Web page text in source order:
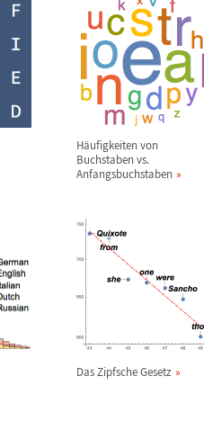
Häufigkeiten von
Buchstaben vs.
Anfangsbuchstaben
Das Zipfsche Gesetz